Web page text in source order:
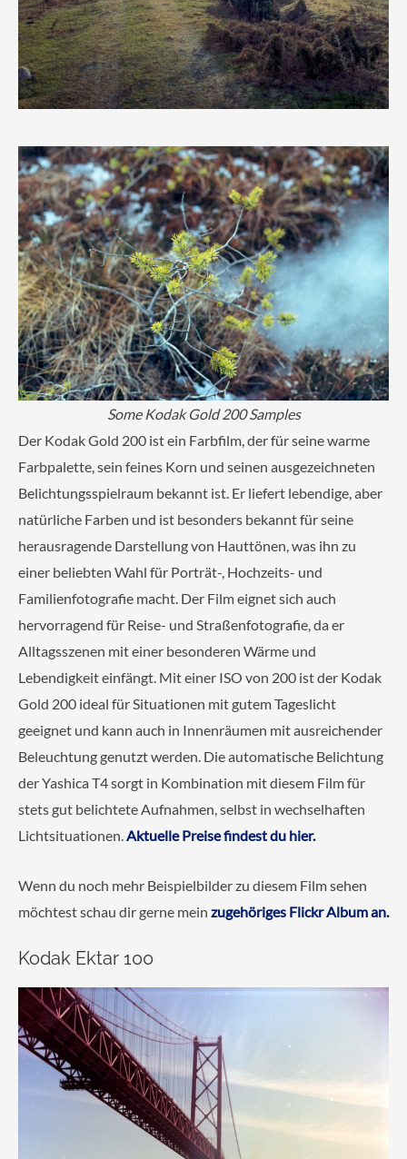
Some Kodak Gold 200 Samples
Der Kodak Gold 200 ist ein Farbfilm, der für seine warme
Farbpalette, sein feines Korn und seinen ausgezeichneten
Belichtungsspielraum bekannt ist. Er liefert lebendige, aber
natürliche Farben und ist besonders bekannt für seine
herausragende Darstellung von Hauttönen, was ihn zu
einer beliebten Wahl für Porträt-, Hochzeits- und
Familienfotografie macht. Der Film eignet sich auch
hervorragend für Reise- und Straßenfotografie, da er
Alltagsszenen mit einer besonderen Wärme und
Lebendigkeit einfängt. Mit einer ISO von 200 ist der Kodak
Gold 200 ideal für Situationen mit gutem Tageslicht
geeignet und kann auch in Innenräumen mit ausreichender
Beleuchtung genutzt werden. Die automatische Belichtung
der Yashica T4 sorgt in Kombination mit diesem Film für
stets gut belichtete Aufnahmen, selbst in wechselhaften
Lichtsituationen.Aktuelle Preise findest du hier.
Wenn du noch mehr Beispielbilder zu diesem Film sehen
möchtest schau dir gerne mein zugehöriges Flickr Album an.
Kodak Ektar 100